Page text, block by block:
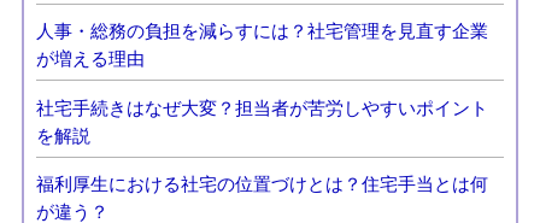
人事・総務の負担を減らすには？社宅管理を見直す企業
が増える理由
社宅手続きはなぜ大変？担当者が苦労しやすいポイント
を解説
福利厚生における社宅の位置づけとは？住宅手当とは何
が違う？